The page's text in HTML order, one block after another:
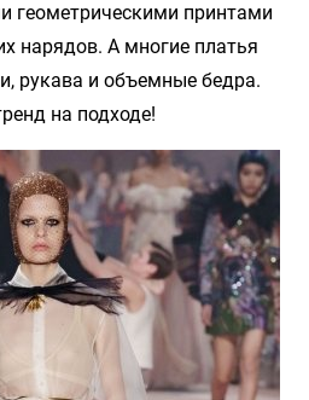
геометрическими принтами
нарядов. А многие платья
рукава и объемные бедра.
на подходе!